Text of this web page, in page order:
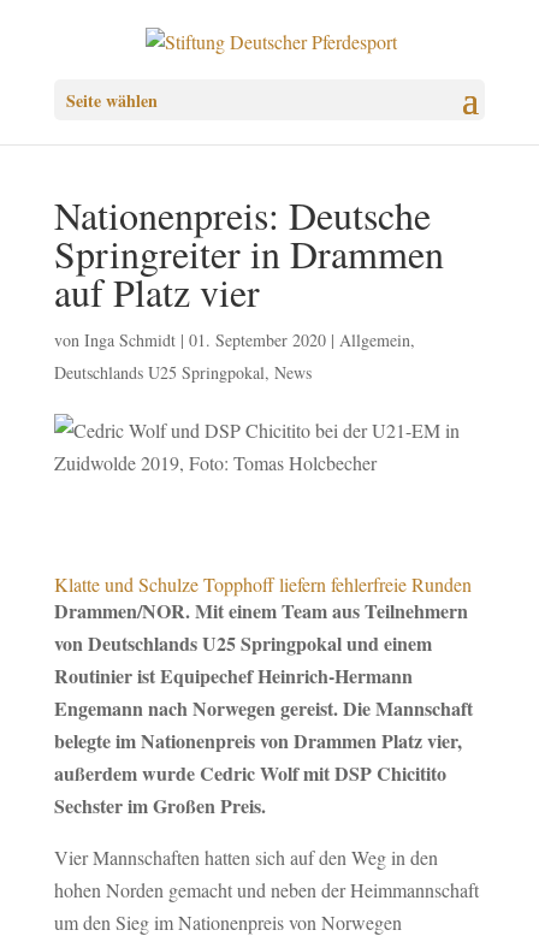
Seite wählen
Nationenpreis: Deutsche
Springreiter in Drammen
auf Platz vier
von Inga Schmidt| 01. September 2020| Allgemein,
Deutschlands U25 Springpokal, News
Klatte und Schulze Topphoff liefern fehlerfreie Runden
Drammen/NOR. Mit einem Team aus Teilnehmern
von Deutschlands U25 Springpokal und einem
Routinier ist Equipechef Heinrich-Hermann
Engemann nach Norwegen gereist. Die Mannschaft
belegte im Nationenpreis von Drammen Platz vier,
außerdem wurde Cedric Wolf mit DSP Chicitito
Sechster im Großen Preis.
Vier Mannschaften hatten sich auf den Weg in den
hohen Norden gemacht und neben der Heimmannschaft
um den Sieg im Nationenpreis von Norwegen